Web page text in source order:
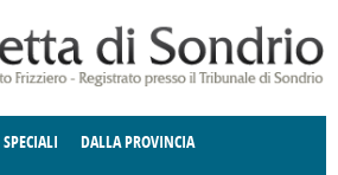
SPECIALI DALLA PROVINCIA